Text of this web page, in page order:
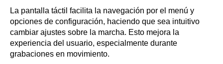
La pantalla táctil facilita la navegación por el menú y
opciones de configuración, haciendo que sea intuitivo
cambiar ajustes sobre la marcha. Esto mejora la
experiencia del usuario, especialmente durante
grabaciones en movimiento.